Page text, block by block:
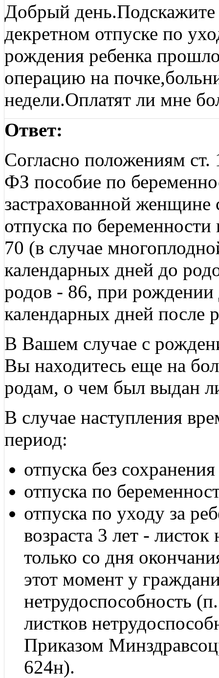
Добрый
декретном отпуске по
рождения ребенка
операцию на
недели.Оплатят ли мне
Ответ:
Согласно положениям
ФЗ пособие по
застрахованной женщине
отпуска по
70 (в случае
календарных дней до
родов - 86, при рождении
календарных дней после
В Вашем случае с
Вы находитесь еще на
родам, о чем был выдан
В случае наступления
период:
отпуска без
отпуска по
отпуска по уходу за
возраста 3 лет -
только со дня
этот момент у
нетрудоспособность
листков
Приказом
624н).